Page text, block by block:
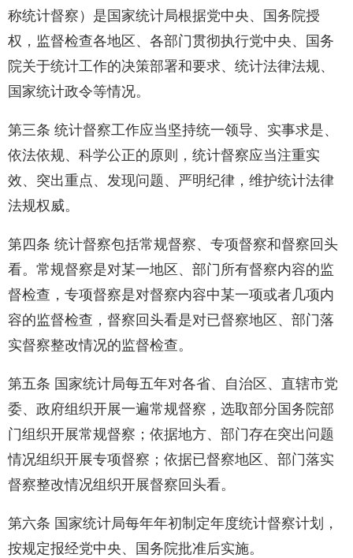
称统计督察）是国家统计局根据党中央、国务院授
权，监督检查各地区、各部门贯彻执行党中央、国务
院关于统计工作的决策部署和要求、统计法律法规、
国家统计政令等情况。
第三条 统计督察工作应当坚持统一领导、实事求是、
依法依规、科学公正的原则，统计督察应当注重实
效、突出重点、发现问题、严明纪律，维护统计法律
法规权威。
第四条 统计督察包括常规督察、专项督察和督察回头
看。常规督察是对某一地区、部门所有督察内容的监
督检查，专项督察是对督察内容中某一项或者几项内
容的监督检查，督察回头看是对已督察地区、部门落
实督察整改情况的监督检查。
第五条 国家统计局每五年对各省、自治区、直辖市党
委、政府组织开展一遍常规督察，选取部分国务院部
门组织开展常规督察；依据地方、部门存在突出问题
情况组织开展专项督察；依据已督察地区、部门落实
督察整改情况组织开展督察回头看。
第六条 国家统计局每年年初制定年度统计督察计划，
按规定报经党中央、国务院批准后实施。